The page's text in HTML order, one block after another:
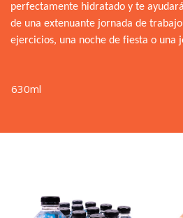
perfectamente hidratado y te
de una extenuante jornada de
ejercicios, una noche de fiesta o una
630ml